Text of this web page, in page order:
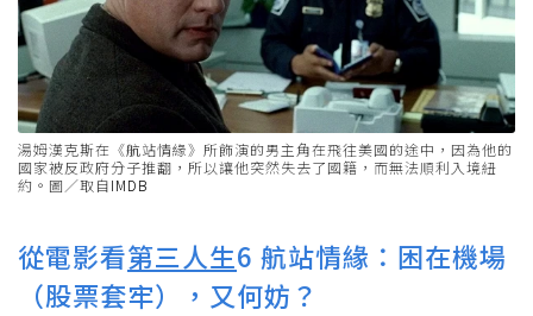
湯姆漢克斯在《航站情緣》所飾演的男主角在飛往美國的途中，因為他的
國家被反政府分子推翻，所以讓他突然失去了國籍，而無法順利入境紐
約。圖／取自IMDB
從電影看第三人生6 航站情緣：困在機場
（股票套牢），又何妨？